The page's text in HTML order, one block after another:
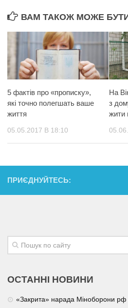
ВАМ ТАКОЖ МОЖЕ БУТИ
5 фактів про «прописку»,
які точно полегшать ваше
життя
05.05.2017 В 18:10
На
з
жити
ПРИЄДНУЙТЕСЬ:
ОСТАННІ НОВИНИ
«Закрита» нарада Міноборони